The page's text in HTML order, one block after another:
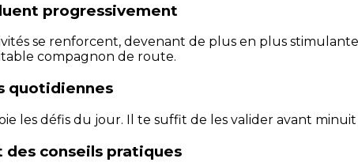
progressivement
se renforcent, devenant de plus en plus
compagnon de route.
quotidiennes
les défis du jour. Il te suffit de les valider avant
des conseils pratiques